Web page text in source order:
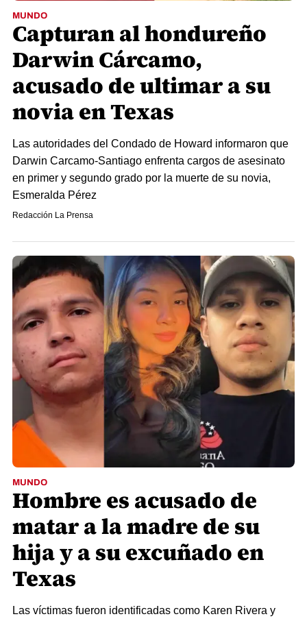
MUNDO
Capturan al hondureño
Darwin Cárcamo,
acusado de ultimar a su
novia en Texas
Las autoridades del Condado de Howard informaron que
Darwin Carcamo-Santiago enfrenta cargos de asesinato
en primer y segundo grado por la muerte de su novia,
Esmeralda Pérez
Redacción La Prensa
MUNDO
Hombre es acusado de
matar a la madre de su
hija y a su excuñado en
Texas
Las víctimas fueron identificadas como Karen Rivera y